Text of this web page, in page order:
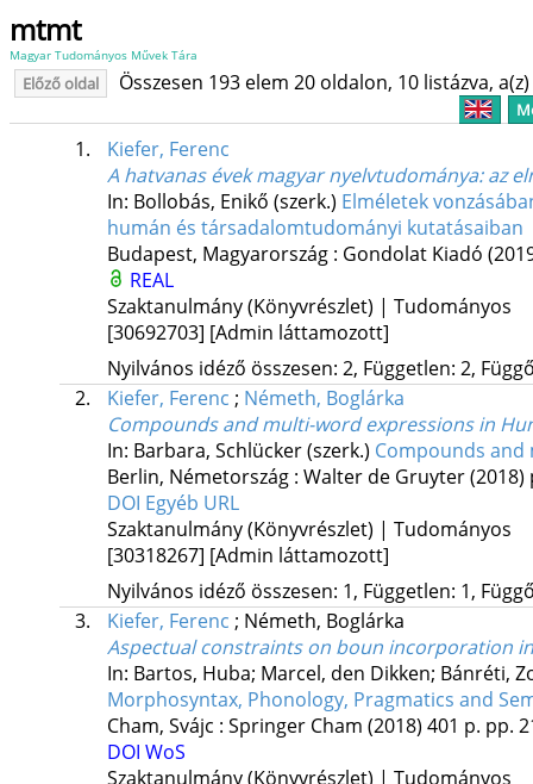
mtmt
Magyar Tudományos Művek Tára
Előző oldal Összesen 193 elem 20 oldalon, 10 listázva,
1.
Kiefer, Ferenc
A hatvanas évek magyar nyelvtudománya: az
In: Bollobás, Enikő (szerk.) Elméletek
humán és társadalomtudományi kutatásaiban
Budapest, Magyarország : Gondolat Kiadó
REAL
Szaktanulmány (Könyvrészlet) | Tudományos
[30692703] [Admin láttamozott]
Nyilvános idéző összesen: 2, Független: 2,
2.
Kiefer, Ferenc ; Németh, Boglárka
Compounds and multi-word expressions in
In: Barbara, Schlücker (szerk.) Compounds
Berlin, Németország : Walter de Gruyter(2018)
DOI Egyéb URL
Szaktanulmány (Könyvrészlet) | Tudományos
[30318267] [Admin láttamozott]
Nyilvános idéző összesen: 1, Független: 1,
3.
Kiefer, Ferenc ; Németh, Boglárka
Aspectual constraints on boun incorporation
In: Bartos, Huba; Marcel, den Dikken; Bánréti,
Morphosyntax, Phonology, Pragmatics and
Cham, Svájc : Springer Cham (2018) 401 p. pp.
DOI WoS
Szaktanulmány (Könyvrészlet) | Tudományos